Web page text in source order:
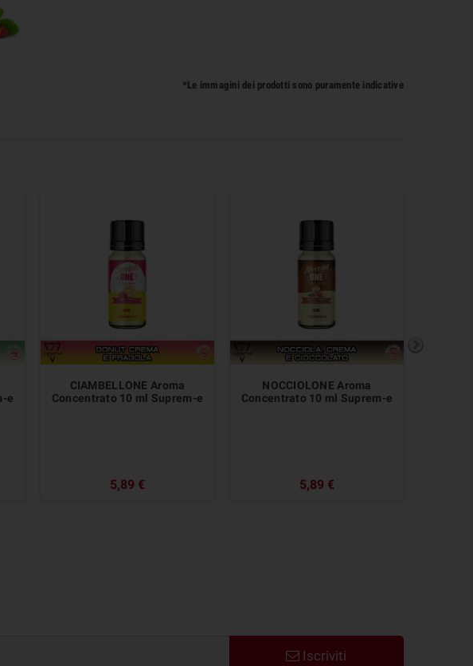
*Le immagini dei prodotti sono puramente indicative
e
CIAMBELLONE Aroma
Concentrato 10 ml Suprem-e
5,89 €
NOCCIOLONE Aroma
Concentrato 10 ml Suprem-e
5,89 €
Iscriviti